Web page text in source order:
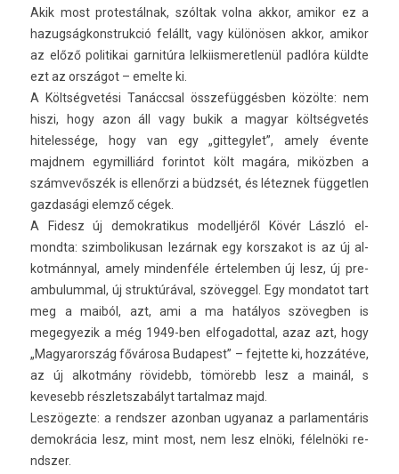
Akik most pro­tes­tálnak, szóltak volna akkor, amikor ez a
hazug­ságkonstruk­ció felállt, vagy különösen akkor, amikor
az előző politikai gar­nitúra lel­kiis­meret­lenül padlóra küldte
ezt az országot – em­el­te ki.
A Költségvetési Tanáccsal összefüggésben közölte: nem
hiszi, hogy azon áll vagy bukik a magyar költségvetés
hiteles­sége, hogy van egy „git­tegylet”, amely évente
majdnem egymil­liárd forin­tot költ magára, miközben a
számvevőszék is ellenőrzi a büdzsét, és létez­nek füg­getl­en
gaz­dasági elemző cégek.
A Fidesz új de­mok­ratikus modelljéről Kövér László el­
mondta: szim­bolikusan lezárnak egy korszakot is az új al­
kot­mánny­al, amely min­denféle értelemb­en új lesz, új pre­
am­bulumm­al, új struk­túráv­al, szöveg­gel. Egy mon­datot tart
meg a maiból, azt, ami a ma hatályos szövegb­en is
megegyezik a még 1949-ben el­fogadott­al, azaz azt, hogy
„Magyarország fővárosa Budapest” – fej­tette ki, hozzátéve,
az új al­kot­mány rövidebb, tömörebb lesz a mainál, s
kevesebb részletszabályt tar­talmaz majd.
Leszögezte: a re­ndsz­er azon­ban ugyanaz a par­lamen­táris
de­mok­rácia lesz, mint most, nem lesz elnöki, félelnöki re­
ndsz­er.